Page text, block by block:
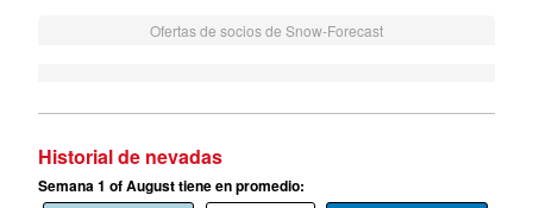
Ofertas de socios de Snow-Forecast
Historial de nevadas
Semana 1 of August tiene en promedio: